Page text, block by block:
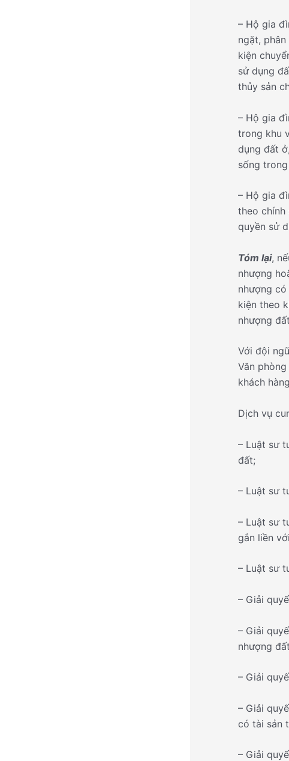
– Hộ gia
ngặt,
kiện
sử dụng
thủy sản
– Hộ gia
trong khu
dụng đất
sống
– Hộ gia
theo chính
quyền sử
Tóm lại,
nhượng
nhượng
kiện theo
nhượng
Với đội
Văn
khách
Dịch vụ
– Luật sư
đất;
– Luật sư
– Luật sư
gắn liền
– Luật sư
– Giải
– Giải
nhượng
– Giải
– Giải
có tài sản
– Giải